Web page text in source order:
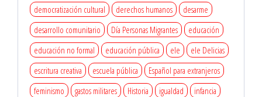
democratización cultural
derechos humanos
desarme
desarrollo comunitario
Día Personas Migrantes
educación
educación no formal
educación pública ele
ele Delicias
escritura creativa
escuela pública
Español para extranjeros
feminismo
gastos militares Historia igualdad
infancia